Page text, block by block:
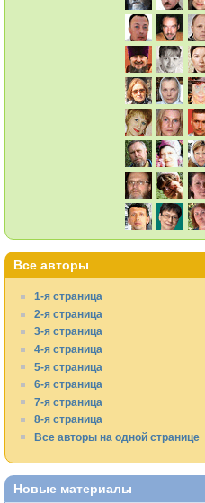
Все авторы
1-я страница
2-я страница
3-я страница
4-я страница
5-я страница
6-я страница
7-я страница
8-я страница
Все авторы на одной странице
Новые материалы